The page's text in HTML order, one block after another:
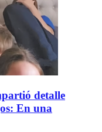
detalle
En una